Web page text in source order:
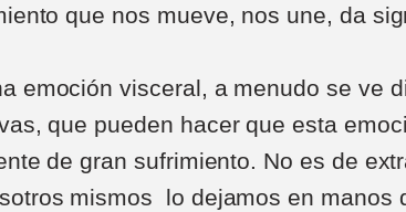
que nos mueve, nos une, da
emoción visceral, a menudo se ve
que pueden hacer que esta
de gran sufrimiento. No es de
mismos lo dejamos en manos